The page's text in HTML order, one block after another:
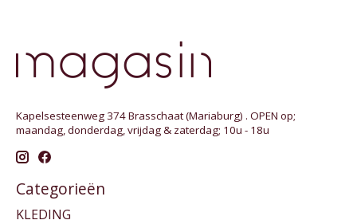
Kapelsesteenweg 374 Brasschaat (Mariaburg) . OPEN op;
maandag, donderdag, vrijdag & zaterdag; 10u - 18u
Categorieën
KLEDING